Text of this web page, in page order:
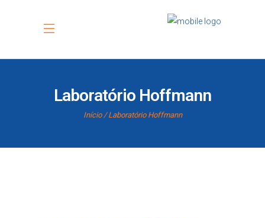
Laboratório Hoffmann
Início Laboratório Hoffmann